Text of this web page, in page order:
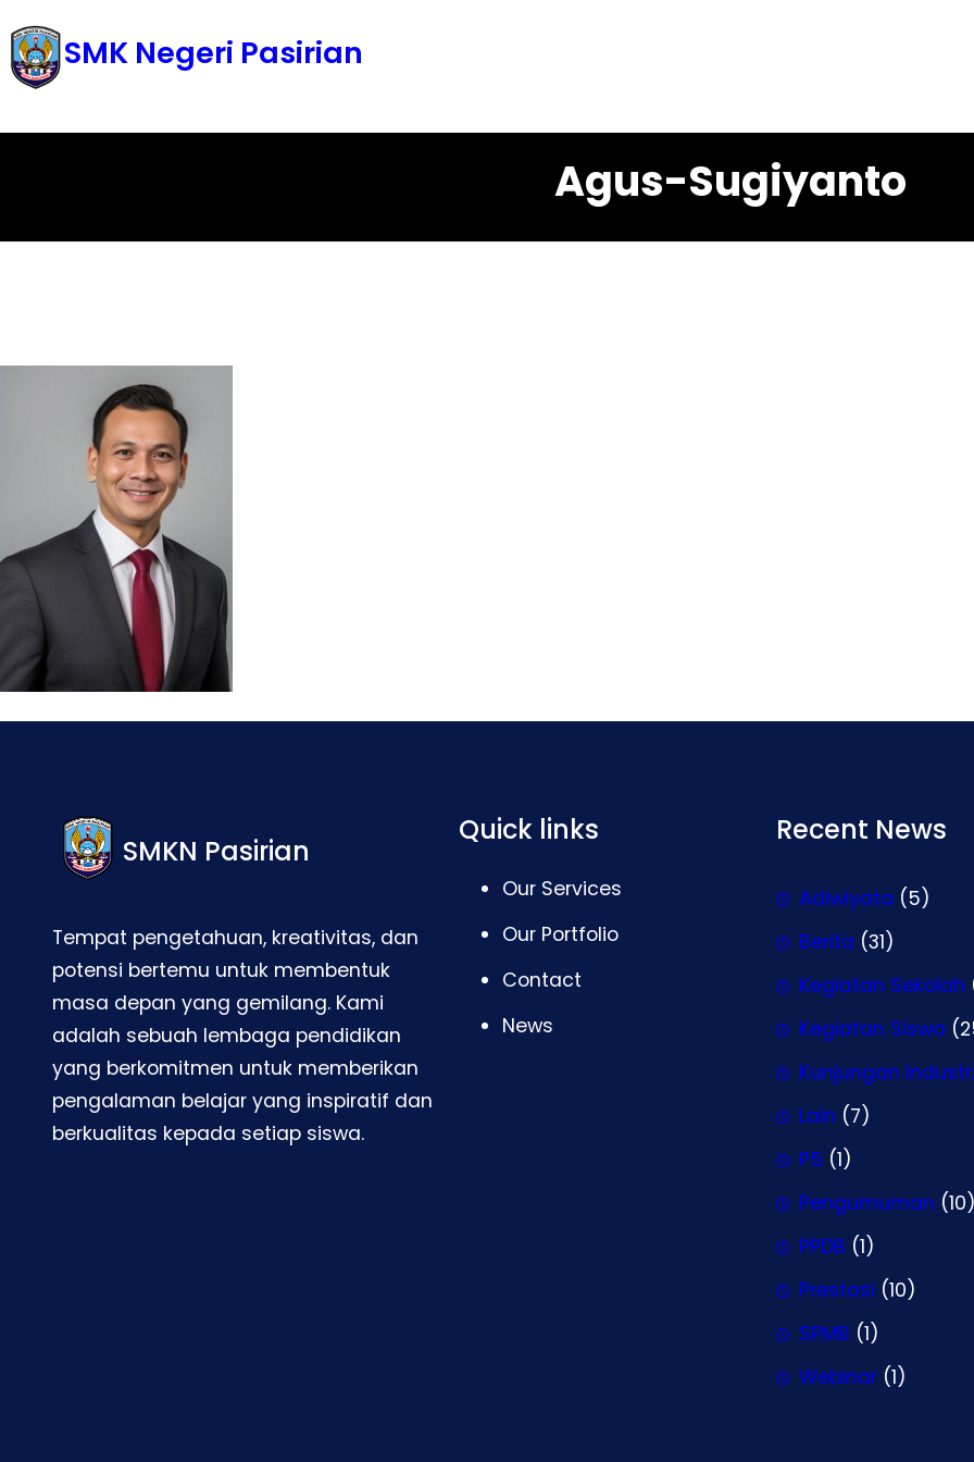
to
content
SMK Negeri Pasirian
Agus-Sugiyanto
SMKN Pasirian
Tempat pengetahuan, kreativitas, dan
potensi bertemu untuk membentuk
masa depan yang gemilang. Kami
adalah sebuah lembaga pendidikan
yang berkomitmen untuk memberikan
pengalaman belajar yang inspiratif dan
berkualitas kepada setiap siswa.
Quick links
Our Services
Our Portfolio
Contact
News
Recent News
Adiwiyata (5)
Berita (31)
Kegiatan Sekolah
Kegiatan Siswa
Kunjungan
Lain (7)
P5 (1)
Pengumuman
PPDB (1)
Prestasi (10)
SPMB (1)
Webinar(1)